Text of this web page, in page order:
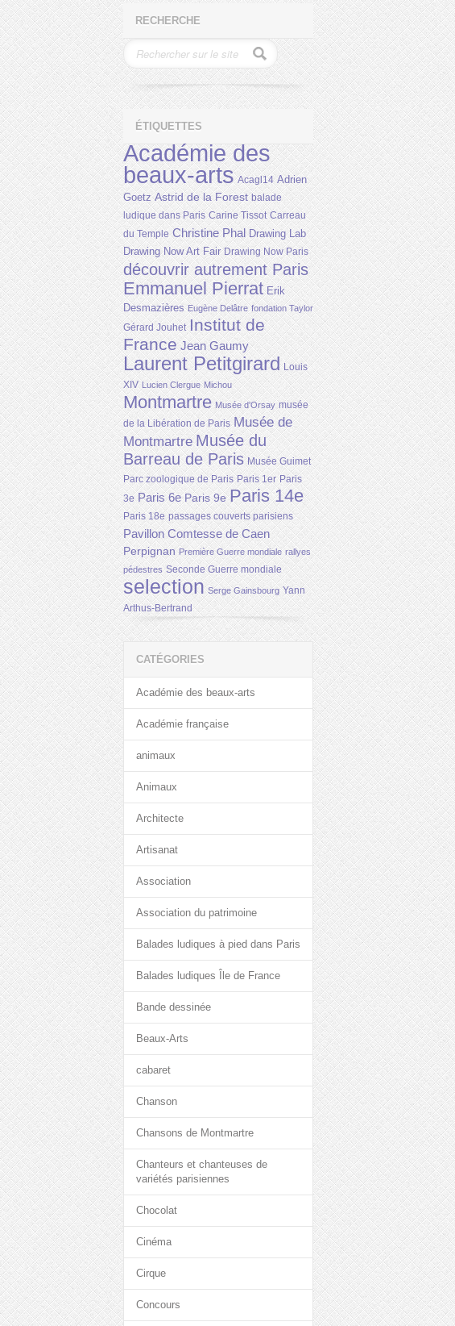
RECHERCHE
ÉTIQUETTES
Académie des
beaux-arts Acagl14 Adrien
Goetz Astrid de la Forest balade
ludique dans Paris Carine Tissot Carreau
du Temple Christine Phal Drawing Lab
Drawing Now Art Fair Drawing Now Paris
découvrir autrement Paris
Emmanuel Pierrat Erik
Desmazières Eugène Delâtre fondation Taylor
Gérard Jouhet Institut de
France Jean Gaumy
Laurent Petitgirard Louis
XIV Lucien Clergue Michou
Montmartre Musée d'Orsay musée
de la Libération de Paris Musée de
Montmartre Musée du
Barreau de Paris Musée Guimet
Parc zoologique de Paris Paris 1er Paris
3e Paris 6e Paris 9e Paris 14e
Paris 18e passages couverts parisiens
Pavillon Comtesse de Caen
Perpignan Première Guerre mondiale rallyes
pédestres Seconde Guerre mondiale
selection Serge Gainsbourg Yann
Arthus-Bertrand
CATÉGORIES
Académie des beaux-arts
Académie française
animaux
Animaux
Architecte
Artisanat
Association
Association du patrimoine
Balades ludiques à pied dans Paris
Balades ludiques Île de France
Bande dessinée
Beaux-Arts
cabaret
Chanson
Chansons de Montmartre
Chanteurs et chanteuses de
variétés parisiennes
Chocolat
Cinéma
Cirque
Concours